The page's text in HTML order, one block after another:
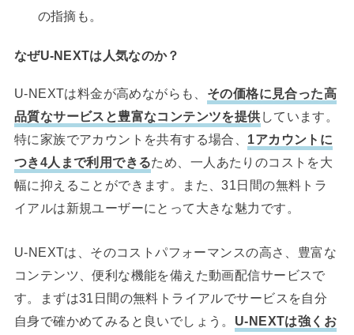
の指摘も。
なぜU-NEXTは人気なのか？
U-NEXTは料金が高めながらも、 その価格に見合った高
品質なサービスと豊富なコンテンツを提供 しています。
特に家族でアカウントを共有する場合、 1アカウントに
つき4人まで利用できるため、一人あたりのコストを大
幅に抑えることができます。また、31日間の無料トラ
イアルは新規ユーザーにとって大きな魅力です。
U-NEXTは、そのコストパフォーマンスの高さ、豊富な
コンテンツ、便利な機能を備えた動画配信サービスで
す。まずは31日間の無料トライアルでサービスを自分
自身で確かめてみると良いでしょう。 U-NEXTは強くお